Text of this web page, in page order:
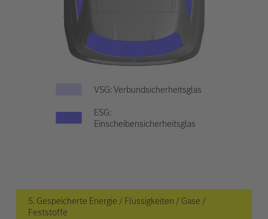
VSG: Verbundsicherheitsglas
ESG:
Einscheibensicherheitsglas
5. Gespeicherte Energie / Flüssigkeiten / Gase /
Feststoffe